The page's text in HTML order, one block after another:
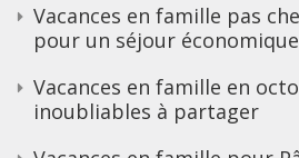
Vacances en famille pas
pour un séjour économique
Vacances en famille en
inoubliables à partager